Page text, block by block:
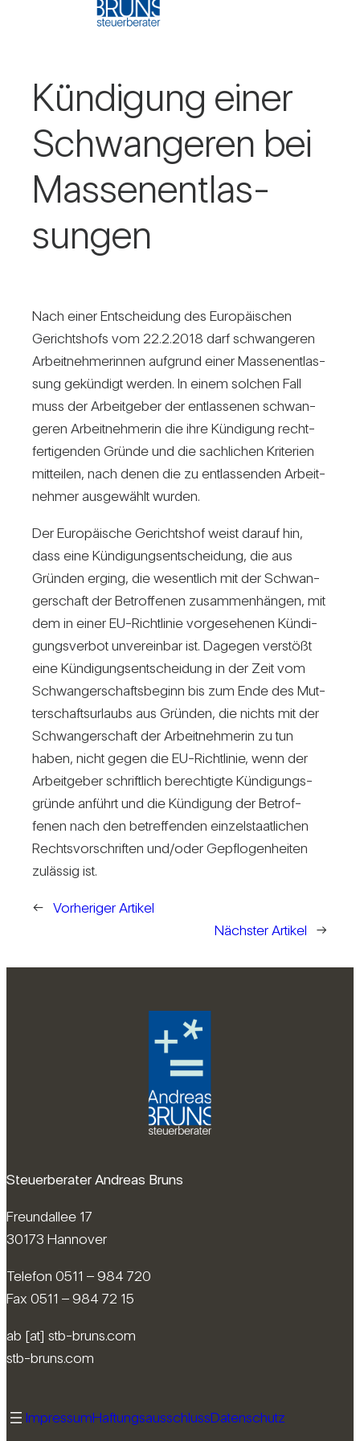
Kün­di­gung einer
Schwan­geren bei
Mas­sen­ent­las­
sungen
Nach einer Ent­schei­dung des Euro­päi­schen
Gerichts­hofs vom 22.2.2018 darf schwan­geren
Arbeit­neh­me­rinnen auf­grund einer Mas­sen­ent­las­
sung gekün­digt werden. In einem sol­chen Fall
muss der Arbeit­geber der ent­las­senen schwan­
geren Arbeit­neh­merin die ihre Kün­di­gung recht­
fer­ti­genden Gründe und die sach­li­chen Kri­te­rien
mit­teilen, nach denen die zu ent­las­senden Arbeit­
nehmer aus­ge­wählt wurden.
Der Euro­päi­sche Gerichtshof weist darauf hin,
dass eine Kün­di­gungs­ent­schei­dung, die aus
Gründen erging, die wesent­lich mit der Schwan­
ger­schaft der Betrof­fenen zusam­men­hängen, mit
dem in einer EU-Richt­linie vor­ge­se­henen Kün­di­
gungs­verbot unver­einbar ist. Dagegen ver­stößt
eine Kün­di­gungs­ent­schei­dung in der Zeit vom
Schwan­ger­schafts­be­ginn bis zum Ende des Mut­
ter­schafts­ur­laubs aus Gründen, die nichts mit der
Schwan­ger­schaft der Arbeit­neh­merin zu tun
haben, nicht gegen die EU-Richt­linie, wenn der
Arbeit­geber schrift­lich berech­tigte Kün­di­gungs­
gründe anführt und die Kün­di­gung der Betrof­
fenen nach den betref­fenden ein­zel­staat­li­chen
Rechts­vor­schriften und/​oder Gepflo­gen­heiten
zulässig ist.
← Vorheriger Artikel
Nächster Artikel
→
Steuerberater Andreas Bruns
Freundallee 17
30173 Hannover
Telefon 0511 – 984 720
Fax 0511 – 984 72 15
ab [at] stb-bruns.com
stb-bruns.com
ImpressumHaftungsausschlussDatenschutz